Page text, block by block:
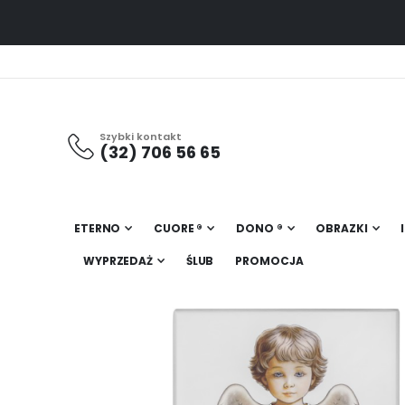
Szybki kontakt
(32) 706 56 65
ETERNO CUORE ® DONO ® OBRAZKI
WYPRZEDAŻ ŚLUB PROMOCJA